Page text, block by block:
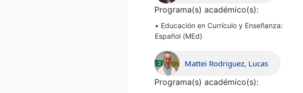
Programa(s) académico(s):
• Educación en Currículo y Enseñanza:
Español (MEd)
Mattei Rodriguez, Lucas
Programa(s) académico(s):